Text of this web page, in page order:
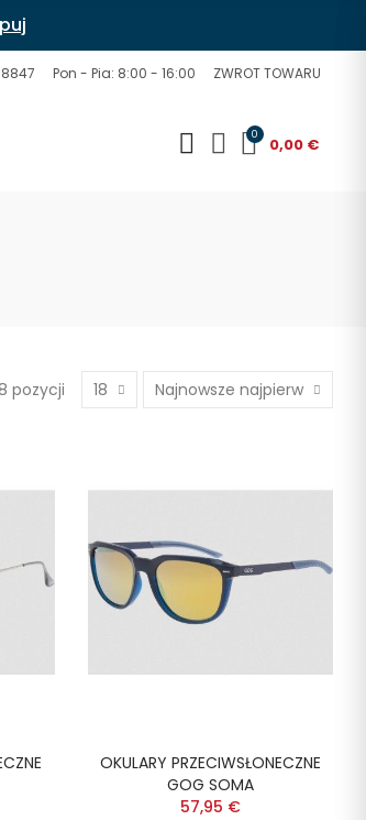
Pon - Pia: 8:00 - 16:00 ZWROT TOWARU
0 0,00 €
pozycji 18 Najnowsze najpierw
OKULARY PRZECIWSŁONECZNE
GOG SOMA
57,95 €